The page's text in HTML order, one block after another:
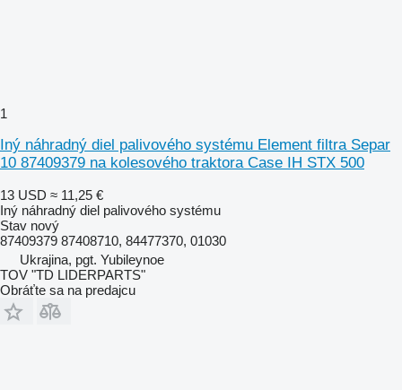
1
Iný náhradný diel palivového systému Element filtra Separ
10 87409379 na kolesového traktora Case IH STX 500
13 USD ≈ 11,25 €
Iný náhradný diel palivového systému
Stav nový
87409379 87408710, 84477370, 01030
Ukrajina, pgt. Yubileynoe
TOV "TD LIDERPARTS"
Obráťte sa na predajcu